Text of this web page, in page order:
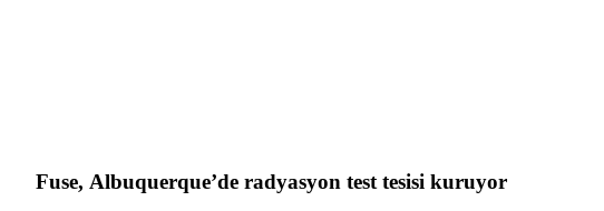
Fuse, Albuquerque’de radyasyon test tesisi kuruyor